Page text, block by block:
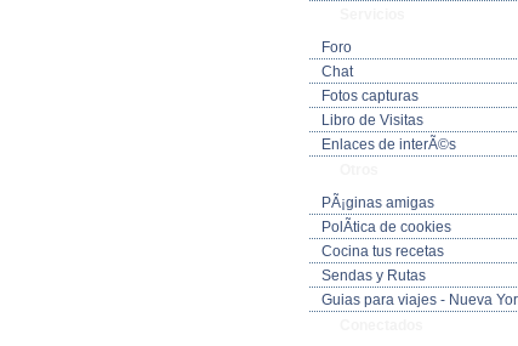
Foro
Chat
Fotos capturas
Libro de Visitas
Enlaces de interÃ©s
PÃ¡ginas amigas
PolÃ­tica de cookies
Cocina tus recetas
Sendas y Rutas
Guias para viajes - Nueva